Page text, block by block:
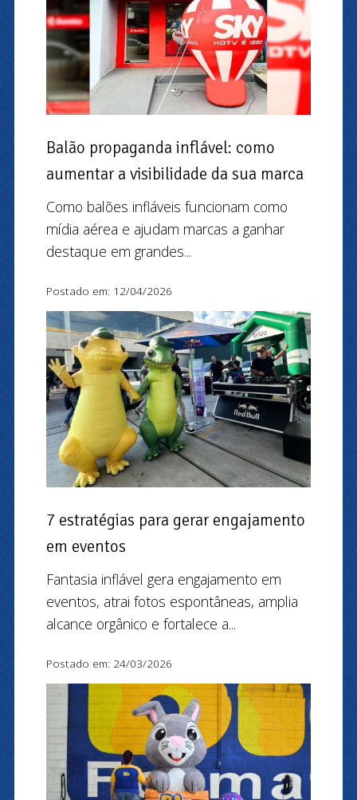
Balão propaganda inflável: como
aumentar a visibilidade da sua marca
Como balões infláveis funcionam como
mídia aérea e ajudam marcas a ganhar
destaque em grandes...
Postado em: 12/04/2026
7 estratégias para gerar engajamento
em eventos
Fantasia inflável gera engajamento em
eventos, atrai fotos espontâneas, amplia
alcance orgânico e fortalece a...
Postado em: 24/03/2026